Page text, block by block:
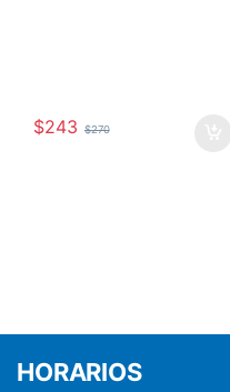
$243 $270
HORARIOS